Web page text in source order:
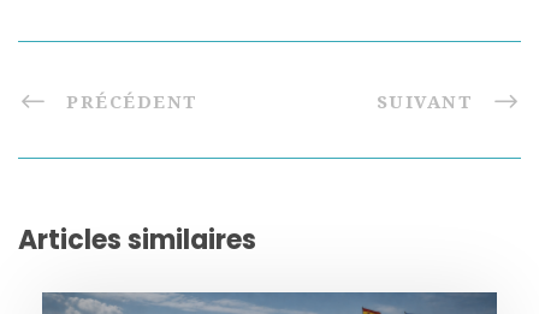
PRÉCÉDENT SUIVANT
Articles similaires